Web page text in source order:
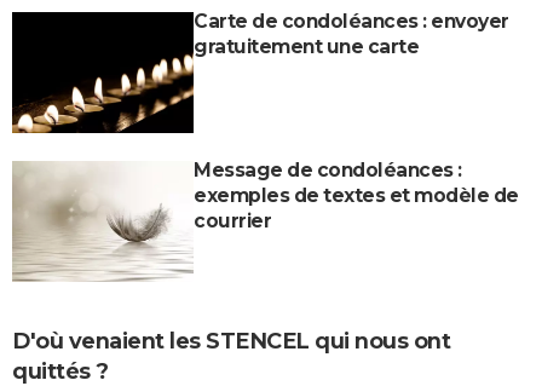
Carte de condoléances : envoyer
gratuitement une carte
Message de condoléances :
exemples de textes et modèle de
courrier
D'où venaient les STENCEL qui nous ont
quittés ?